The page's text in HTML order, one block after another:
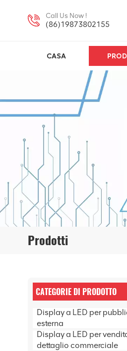
Call Us Now !
(86)19873802155
CASA
Prodotti
CATEGORIE DI PRODOTTO
Display a LED per
esterna
Display a LED per
dettaglio commerciale